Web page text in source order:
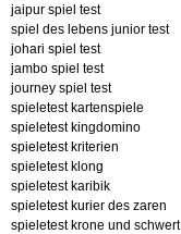
jaipur spiel test
spiel des lebens junior test
johari spiel test
jambo spiel test
journey spiel test
spieletest kartenspiele
spieletest kingdomino
spieletest kriterien
spieletest klong
spieletest karibik
spieletest kurier des zaren
spieletest krone und schwert